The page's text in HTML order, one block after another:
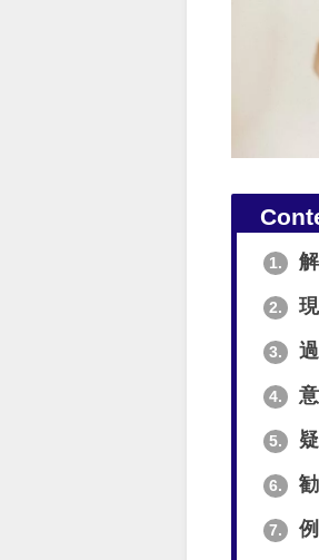
1.
2.
3.
4.
5.
6.
7.